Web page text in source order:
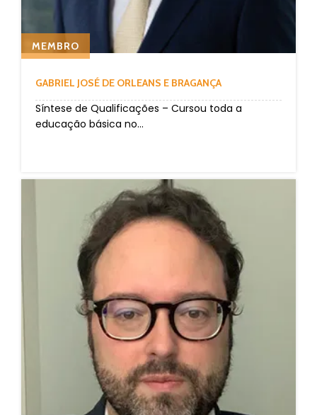
MEMBRO
GABRIEL JOSÉ DE ORLEANS E BRAGANÇA
Síntese de Qualificações – Cursou toda a
educação básica no...